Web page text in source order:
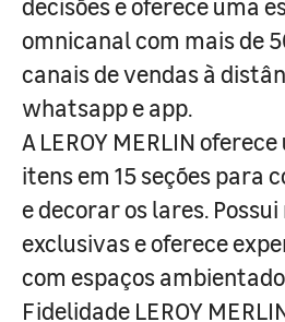
omnicanal com mais de
canais de vendas à
whatsapp e app.
A LEROY MERLIN
itens em 15 seções para
e decorar os lares.
exclusivas e oferece
com espaços
Fidelidade LEROY